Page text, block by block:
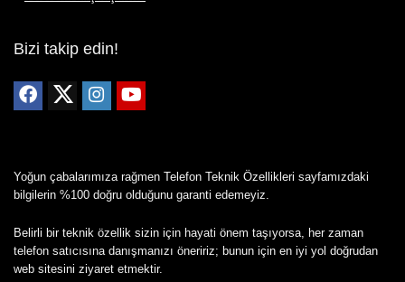
Bizi takip edin!
Yoğun çabalarımıza rağmen Telefon Teknik Özellikleri sayfamızdaki
bilgilerin %100 doğru olduğunu garanti edemeyiz.
Belirli bir teknik özellik sizin için hayati önem taşıyorsa, her zaman
telefon satıcısına danışmanızı öneririz; bunun için en iyi yol doğrudan
web sitesini ziyaret etmektir.